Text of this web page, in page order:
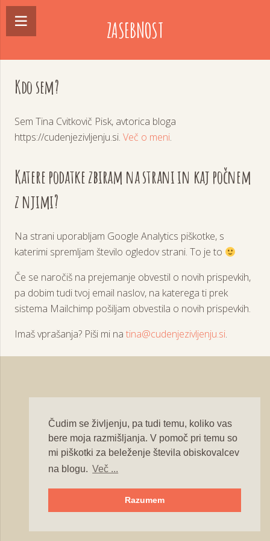
Čudim se življenju, pa tudi temu, koliko vas
bere moja razmišljanja. V pomoč pri temu so
mi piškotki za beleženje števila obiskovalcev
na blogu. Več ...
Razumem
ZASEBNOST
Kdo sem?
Sem Tina Cvitkovič Pisk, avtorica bloga
https://cudenjezivljenju.si. Več o meni.
Katere podatke zbiram na strani in kaj počnem
z njimi?
Na strani uporabljam Google Analytics piškotke, s
katerimi spremljam število ogledov strani. To je to
Če se naročiš na prejemanje obvestil o novih prispevkih,
pa dobim tudi tvoj email naslov, na katerega ti prek
sistema Mailchimp pošiljam obvestila o novih prispevkih.
Imaš vprašanja? Piši mi na tina@cudenjezivljenju.si.